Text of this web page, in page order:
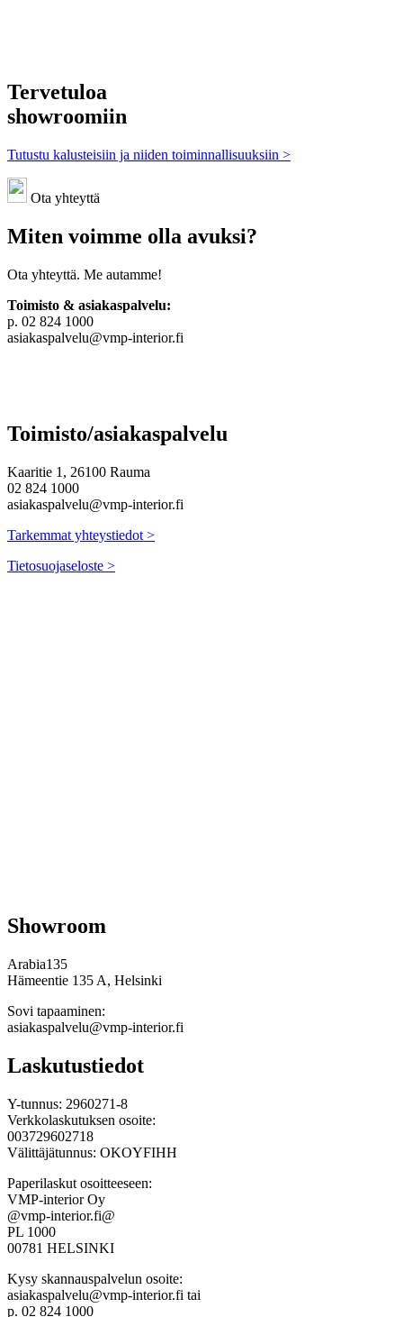
Tervetuloa
showroomiin
Tutustu kalusteisiin ja niiden toiminnallisuuksiin >
Ota yhteyttä
Miten voimme olla avuksi?
Ota yhteyttä. Me autamme!
Toimisto & asiakaspalvelu:
p. 02 824 1000
asiakaspalvelu@vmp-interior.fi
Toimisto/asiakaspalvelu
Kaaritie 1, 26100 Rauma
02 824 1000
asiakaspalvelu@vmp-interior.fi
Tarkemmat yhteystiedot >
Tietosuojaseloste >
Showroom
Arabia135
Hämeentie 135 A, Helsinki
Sovi tapaaminen:
asiakaspalvelu@vmp-interior.fi
Laskutustiedot
Y-tunnus: 2960271-8
Verkkolaskutuksen osoite:
003729602718
Välittäjätunnus: OKOYFIHH
Paperilaskut osoitteeseen:
VMP-interior Oy
@vmp-interior.fi@
PL 1000
00781 HELSINKI
Kysy skannauspalvelun osoite:
asiakaspalvelu@vmp-interior.fi tai
p. 02 824 1000